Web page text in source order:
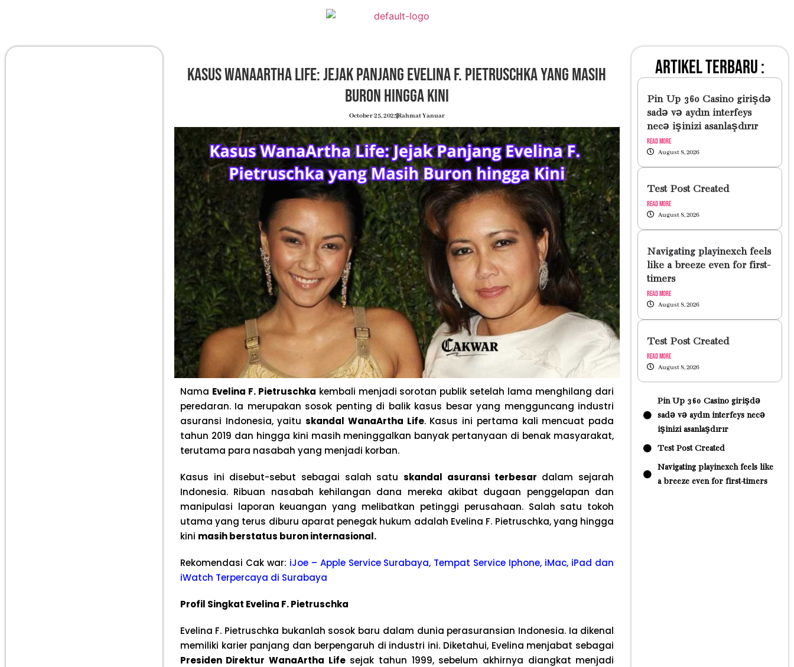
Kasus WanaArtha Life: Jejak Panjang Evelina F. Pietruschka yang Masih
Buron hingga Kini
October 25, 2025Rahmat Yanuar
Nama Evelina F. Pietruschka kembali menjadi sorotan publik setelah lama menghilang dari
peredaran. Ia merupakan sosok penting di balik kasus besar yang mengguncang industri
asuransi Indonesia, yaituskandal WanaArtha Life. Kasus ini pertama kali mencuat pada
tahun 2019 dan hingga kini masih meninggalkan banyak pertanyaan di benak masyarakat,
terutama para nasabah yang menjadi korban.
Kasus ini disebut-sebut sebagai salah satuskandal asuransi terbesar dalam sejarah
Indonesia. Ribuan nasabah kehilangan dana mereka akibat dugaan penggelapan dan
manipulasi laporan keuangan yang melibatkan petinggi perusahaan. Salah satu tokoh
utama yang terus diburu aparat penegak hukum adalah Evelina F. Pietruschka, yang hingga
kini masih berstatus buron internasional.
Rekomendasi Cak war: iJoe – Apple Service Surabaya, Tempat Service Iphone, iMac, iPad dan
iWatch Terpercaya di Surabaya
Profil Singkat Evelina F. Pietruschka
Evelina F. Pietruschka bukanlah sosok baru dalam dunia perasuransian Indonesia. Ia dikenal
memiliki karier panjang dan berpengaruh di industri ini. Diketahui, Evelina menjabat sebagai
Presiden Direktur WanaArtha Lifesejak tahun 1999, sebelum akhirnya diangkat menjadi
artikel terbaru :
Pin Up 360 Casino girişdə
sadə və aydın interfeys
necə işinizi asanlaşdırır
Read More
August 8, 2026
Test Post Created
Read More
August 8, 2026
Navigating playinexch feels
like a breeze even for first-
timers
Read More
August 8, 2026
Test Post Created
Read More
August 8, 2026
Pin Up 360 Casino girişdə
sadə və aydın interfeys necə
işinizi asanlaşdırır
Test Post Created
Navigating playinexch feels like
a breeze even for first-timers